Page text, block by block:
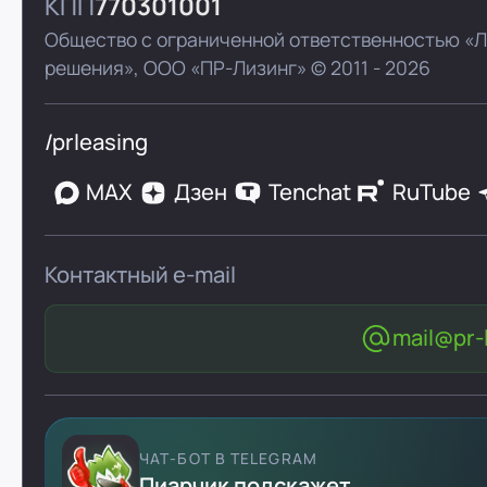
Общество с ограниченной ответственностью
решения»,ООО «ПР-Лизинг» © 2011 - 2026
/prleasing
MAX
Дзен Tenchat RuTube
Контактный e-mail
ЧАТ-БОТ В TELEGRAM